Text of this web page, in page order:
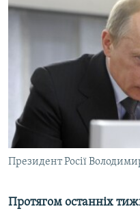
ВСЕ ЗА ДЕНЬ
СПЕЦПРОЕКТИ
ДЕПОРТАЦІЯ
ВІДЕОУРОКИ «ELIFBE»
СВІДЧЕННЯ ОКУПАЦІЇ
ІНФОГРАФІКА
ЯК ОБІЙТИ
Русский
Qırımtatar
ДОЛУЧАЙСЯ!
Президент Росії
Протягом останніх